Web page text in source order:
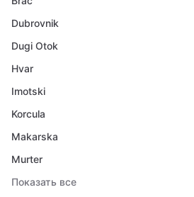
Dubrovnik
Dugi Otok
Hvar
Imotski
Korcula
Makarska
Murter
Показать все